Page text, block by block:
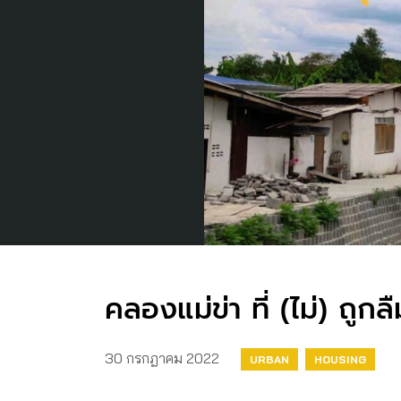
คลองแม่ข่า ที่ (ไม่) ถูก
30 กรกฎาคม 2022 URBAN HOUSING